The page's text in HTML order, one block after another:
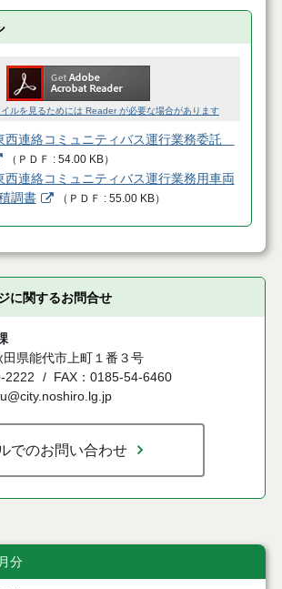
ルを見るためには Reader が必要な場合があります
連絡コミュニティバス運行業務委託
（ ＰＤＦ 54.00 KB）
連絡コミュニティバス運行業務用車両
調書
（ ＰＤＦ 55.00 KB）
に関するお問合せ
田県能代市上町１番３号
2222
FAX：0185-54-6460
でのお問い合わせ
分